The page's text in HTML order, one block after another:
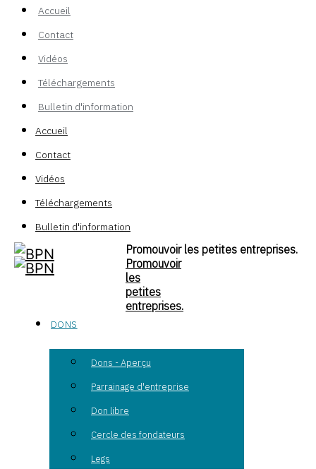
Accueil
Contact
Vidéos
Téléchargements
Bulletin d'information
Accueil
Contact
Vidéos
Téléchargements
Bulletin d'information
Promouvoir les petites entreprises.
Promouvoir
les
petites
entreprises.
DONS
Dons - Aperçu
Parrainage d'entreprise
Don libre
Cercle des fondateurs
Legs